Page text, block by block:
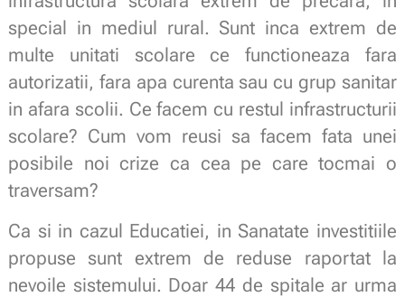
special in mediul rural. Sunt inca extrem de
multe unitati scolare ce functioneaza fara
autorizatii, fara apa curenta sau cu grup sanitar
in afara scolii. Ce facem cu restul infrastructurii
scolare? Cum vom reusi sa facem fata unei
posibile noi crize ca cea pe care tocmai o
traversam?
Ca si in cazul Educatiei, in Sanatate investitiile
propuse sunt extrem de reduse raportat la
nevoile sistemului. Doar 44 de spitale ar urma